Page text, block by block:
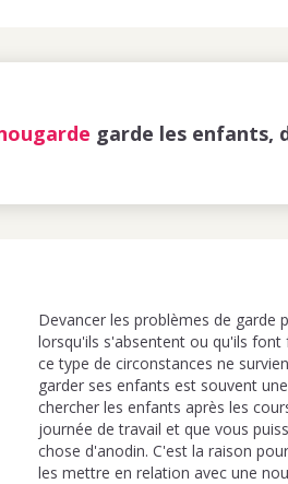
garde les enfants,
Devancer les problèmes de garde
lorsqu'ils s'absentent ou qu'ils font
ce type de circonstances ne
garder ses enfants est souvent
chercher les enfants après les
journée de travail et que vous
chose d'anodin. C'est la raison
les mettre en relation avec une